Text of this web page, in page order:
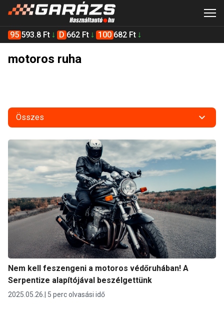
95 593.8 Ft D 662 Ft 100 682 Ft
motoros ruha
Összes
Nem kell feszengeni a motoros védőruhában! A
Serpentize alapítójával beszélgettünk
2025.05.26. 5 perc olvasási idő